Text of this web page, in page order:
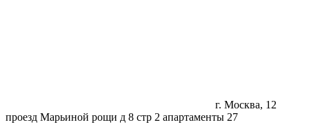
г. Москва, 12
проезд Марьиной рощи д 8 стр 2 апартаменты 27